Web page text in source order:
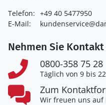
Telefon: +49 40 5477950
E-Mail:
Nehmen Sie
0800-358 75 28
Täglich von 9 bis
Zum
Wir freuen uns auf